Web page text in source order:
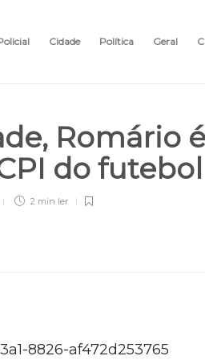
Cidade Política Geral
Romário
do futebol
2 min ler